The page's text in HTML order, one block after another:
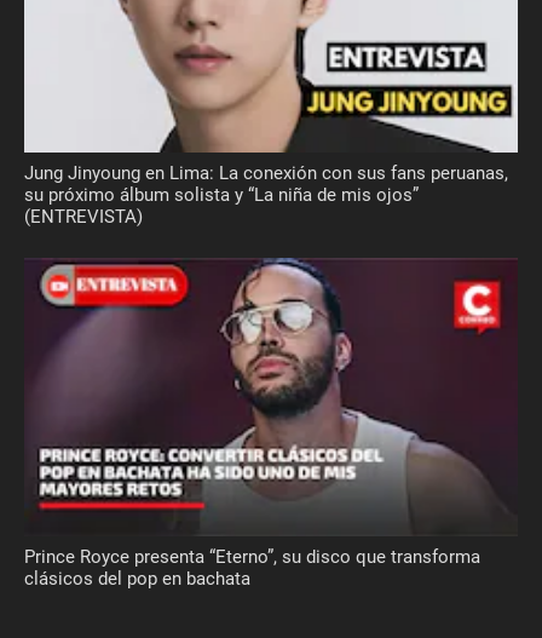
Jung Jinyoung en Lima: La conexión con sus fans peruanas,
su próximo álbum solista y “La niña de mis ojos”
(ENTREVISTA)
Prince Royce presenta “Eterno”, su disco que transforma
clásicos del pop en bachata